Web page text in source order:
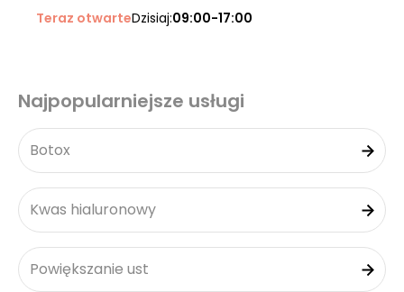
Teraz otwarteDzisiaj:09:00-17:00
Najpopularniejsze usługi
Botox
Kwas hialuronowy
Powiększanie ust